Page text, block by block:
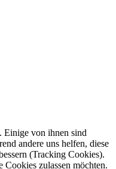
Einige von ihnen sind
andere uns helfen, diese
(Tracking Cookies).
Cookies zulassen möchten.